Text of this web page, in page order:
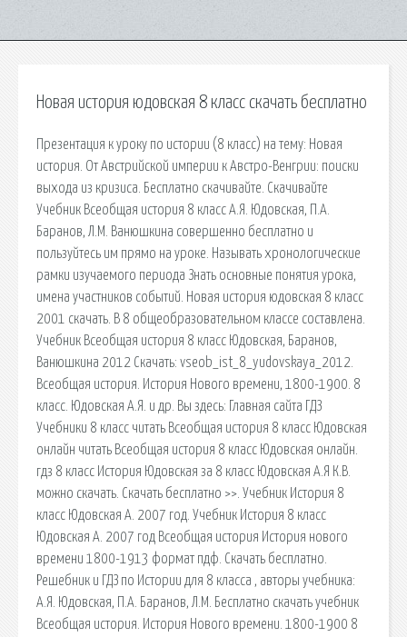
Новая история юдовская 8 класс скачать бесплатно
Презентация к уроку по истории (8 класс) на тему: Новая
история. От Австрийской империи к Австро-Венгрии: поиски
выхода из кризиса. Бесплатно скачивайте. Скачивайте
Учебник Всеобщая история 8 класс А.Я. Юдовская, П.А.
Баранов, Л.М. Ванюшкина совершенно бесплатно и
пользуйтесь им прямо на уроке. Называть хронологические
рамки изучаемого периода Знать основные понятия урока,
имена участников событий. Новая история юдовская 8 класс
2001 скачать. В 8 общеобразовательном классе составлена.
Учебник Всеобщая история 8 класс Юдовская, Баранов,
Ванюшкина 2012 Скачать: vseob_ist_8_yudovskaya_2012.
Всеобщая история. История Нового времени, 1800-1900. 8
класс. Юдовская А.Я. и др. Вы здесь: Главная сайта ГДЗ
Учебники 8 класс читать Всеобщая история 8 класс Юдовская
онлайн читать Всеобщая история 8 класс Юдовская онлайн.
гдз 8 класс История Юдовская за 8 класс Юдовская А.Я К.В.
можно скачать. Скачать бесплатно >>. Учебник История 8
класс Юдовская А. 2007 год. Учебник История 8 класс
Юдовская А. 2007 год Всеобщая история История нового
времени 1800-1913 формат пдф. Скачать бесплатно.
Решебник и ГДЗ по Истории для 8 класса , авторы учебника:
А.Я. Юдовская, П.А. Баранов, Л.М. Бесплатно скачать учебник
Всеобщая история. История Нового времени. 1800-1900 8